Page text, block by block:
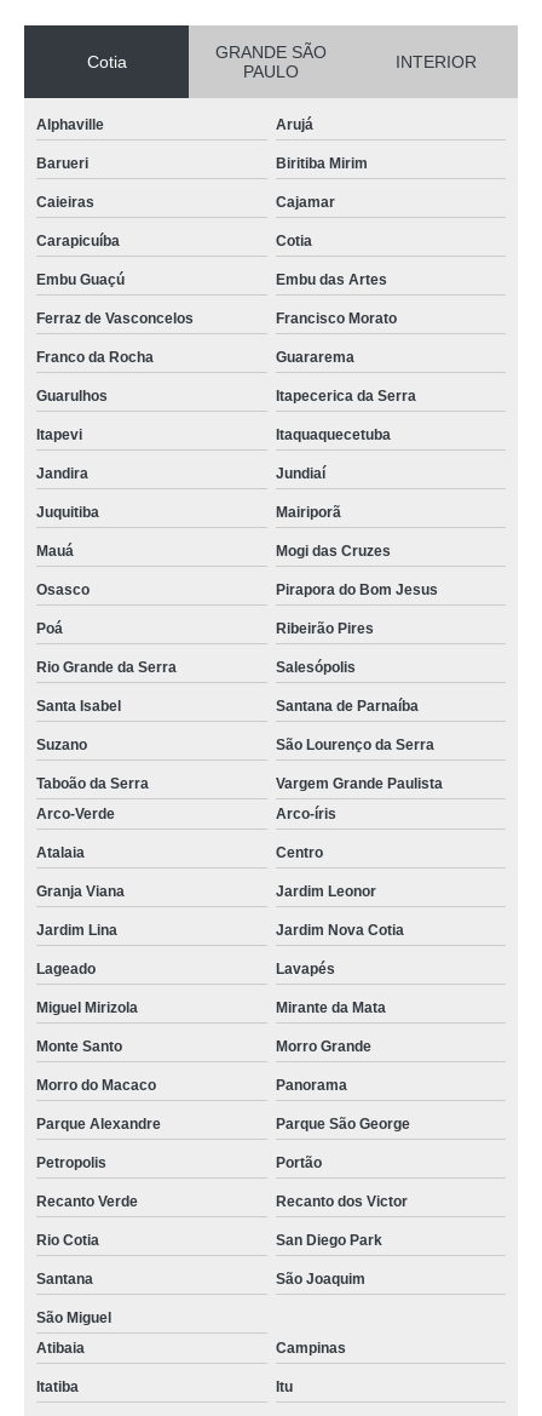
Cotia
GRANDE SÃO
PAULO
INTERIOR
Alphaville Arujá
Barueri Biritiba Mirim
Caieiras Cajamar
Carapicuíba Cotia
Embu Guaçú Embu das Artes
Ferraz de Vasconcelos Francisco Morato
Franco da Rocha Guararema
Guarulhos Itapecerica da Serra
Itapevi Itaquaquecetuba
Jandira Jundiaí
Juquitiba Mairiporã
Mauá Mogi das Cruzes
Osasco Pirapora do Bom Jesus
Poá Ribeirão Pires
Rio Grande da Serra Salesópolis
Santa Isabel Santana de Parnaíba
Suzano São Lourenço da Serra
Taboão da Serra
Vargem Grande Paulista
Arco-Verde
Arco-íris
Atalaia Centro
Granja Viana Jardim Leonor
Jardim Lina Jardim Nova Cotia
Lageado Lavapés
Miguel Mirizola Mirante da Mata
Monte Santo Morro Grande
Morro do Macaco Panorama
Parque Alexandre Parque São George
Petropolis Portão
Recanto Verde Recanto dos Victor
Rio Cotia San Diego Park
Santana São Joaquim
São Miguel
Atibaia
Campinas
Itatiba Itu